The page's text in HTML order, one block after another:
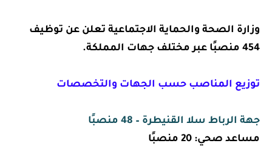
وزارة الصحة والحماية الاجتماعية تعلن عن توظيف
454 منصبًا عبر مختلف جهات المملكة.
توزيع المناصب حسب الجهات والتخصصات
جهة الرباط سلا القنيطرة – 48 منصبًا
مساعد صحي: 20 منصبًا